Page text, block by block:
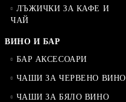
ЛЪЖИЧКИ ЗА КАФЕ И
ЧАЙ
ВИНО И БАР
БАР АКСЕСОАРИ
ЧАШИ ЗА ЧЕРВЕНО ВИНО
ЧАШИ ЗА БЯЛО ВИНО